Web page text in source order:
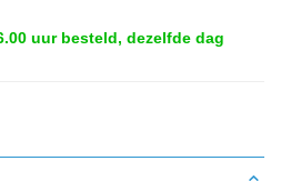
uur besteld, dezelfde dag